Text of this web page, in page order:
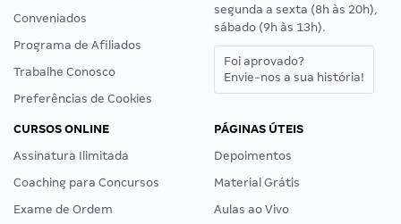
Conveniados
Programa de Afiliados
Trabalhe Conosco
Preferências de Cookies
segunda a sexta (8h às 20h),
sábado (9h às 13h).
Foi aprovado?
Envie-nos a sua história!
CURSOS ONLINE
Assinatura Ilimitada
Coaching para Concursos
Exame de Ordem
PÁGINAS ÚTEIS
Depoimentos
Material Grátis
Aulas ao Vivo